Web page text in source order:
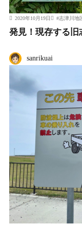
2020年10月19日 #志津川地
発見！現存する
sanrikuai